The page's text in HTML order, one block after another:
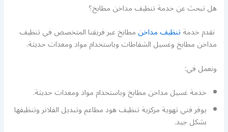
هل تبحث عن خدمة تنظيف مداخن مطابخ؟
نقدم خدمةتنظيف مداخنمطابخ عبر فريقنا المتخصص في تنظيف
مداخن مطابخ وغسيل الشفاطات وباستخدام مواد ومعدات حديثة.
ونعمل في:
خدمة غسيل مداخن مطابخ وباستخدام مواد ومعدات حديثة.
يوفر فني تهوية مركزية تنظيف هود مطاعم وتبديل الفلاتر وتنظيفها
بشكل جيد.